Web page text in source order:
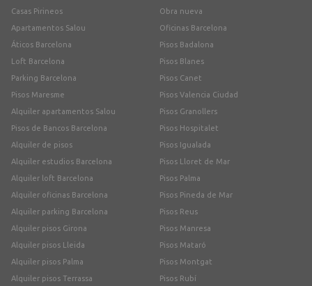
Casas Pirineos
Apartamentos Salou
Áticos Barcelona
Loft Barcelona
Parking Barcelona
Pisos Maresme
Alquiler apartamentos Salou
Pisos de Bancos Barcelona
Alquiler de pisos
Alquiler estudios Barcelona
Alquiler loft Barcelona
Alquiler oficinas Barcelona
Alquiler parking Barcelona
Alquiler pisos Girona
Alquiler pisos Lleida
Alquiler pisos Palma
Alquiler pisos Terrassa
Obra nueva
Oficinas Barcelona
Pisos Badalona
Pisos Blanes
Pisos Canet
Pisos Valencia Ciudad
Pisos Granollers
Pisos Hospitalet
Pisos Igualada
Pisos Lloret de Mar
Pisos Palma
Pisos Pineda de Mar
Pisos Reus
Pisos Manresa
Pisos Mataró
Pisos Montgat
Pisos Rubí